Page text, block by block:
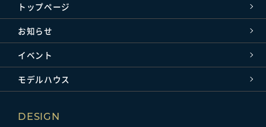
トップページ
お知らせ
イベント
モデルハウス
DESIGN